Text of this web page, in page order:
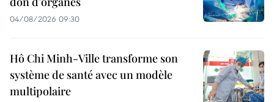
04/08/2026 09:30
Hô Chi Minh-Ville transforme son
système de santé avec un modèle
multipolaire